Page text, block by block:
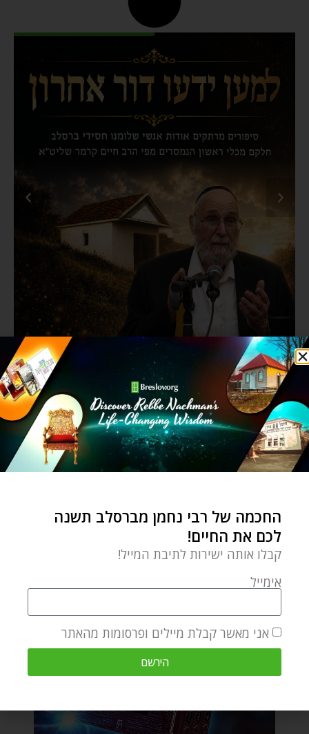
החכמה של רבי נחמן מברסלב תשנה
לכם את החיים!
קבלו אותה ישירות לתיבת המייל!
אימייל
אני מאשר קבלת מיילים ופרסומות מהאתר
הירשם